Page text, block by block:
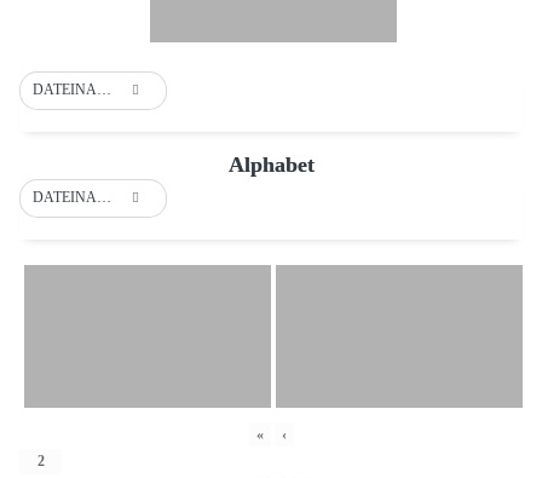
DATEINAME
Alphabet
DATEINAME
« ‹